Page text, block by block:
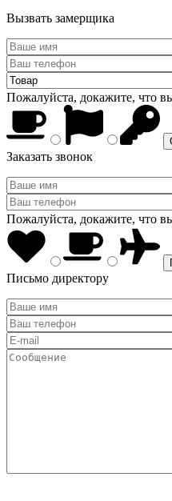
Вызвать замерщика
Пожалуйста, докажите, что
Заказать звонок
Пожалуйста, докажите, что
Письмо директору